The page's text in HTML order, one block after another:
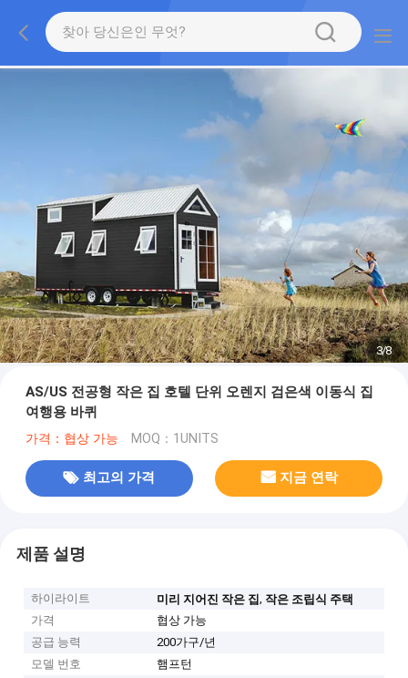
3/8
AS/US 전공형 작은 집 호텔 단위 오렌지 검은색 이동식 집
여행용 바퀴
가격：협상 가능 MOQ：1UNITS
최고의 가격 지금 연락
제품 설명
하이라이트 미리 지어진 작은 집, 작은 조립식 주택
가격
협상 가능
공급 능력
200가구/년
모델 번호
햄프턴